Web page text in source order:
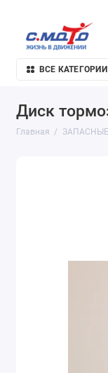
ВСЕ КАТЕГОРИИ
Диск
Главная